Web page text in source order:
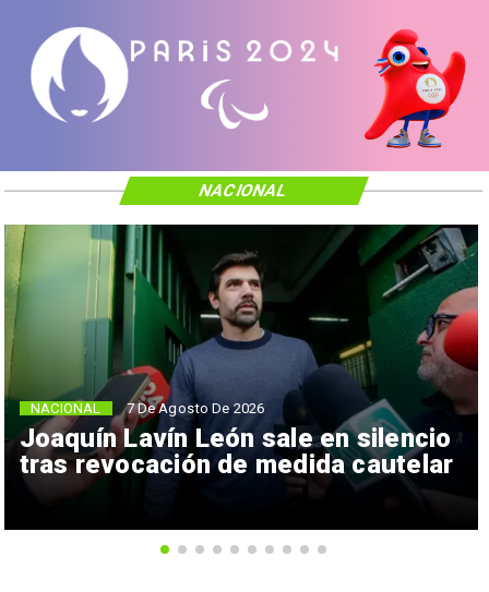
Joaquín Lavín León sale en silencio
tras revocación de medida cautelar
NACIONAL 7 De Agosto De 2026
NACIONAL